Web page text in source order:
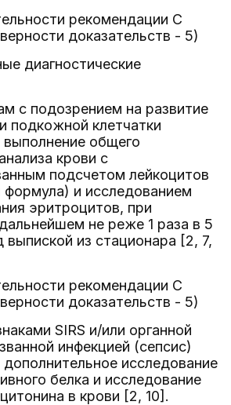
рекомендации C
доказательств - 5)
диагностические
с подозрением на развитие
подкожной клетчатки
общего
крови с
подсчетом лейкоцитов
формула) и исследованием
эритроцитов, при
не реже 1 раза в 5
выпиской из стационара [2, 7,
рекомендации C
доказательств - 5)
SIRS и/или органной
инфекцией (сепсис)
исследование
белка и исследование
в крови [2, 10].